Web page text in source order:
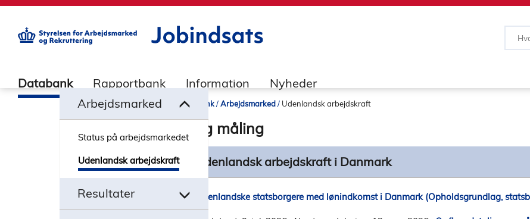
builddate: 2026-02-02 16:12:57
Databank Rapportbank Information Nyheder
Status på arbejdsmarkedet
Udenlandsk arbejdskraft
Databank Arbejdsmarked Udenlandsk arbejdskraft
Vælg måling